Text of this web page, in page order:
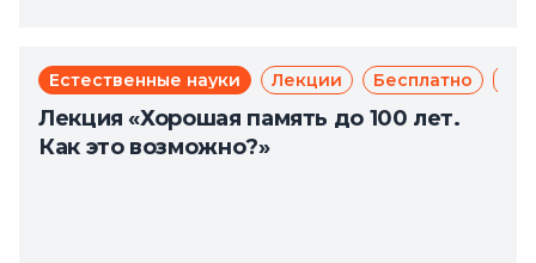
Естественные науки Лекции Бесплатно
Лекция «Хорошая память до 100 лет.
Как это возможно?»